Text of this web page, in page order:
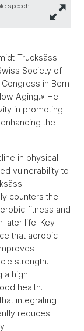
speech
Trucksäss
Society of
in Bern
Aging.» He
in promoting
the
in physical
vulnerability to
counters the
fitness and
later life. Key
that aerobic
strength.
a high
health.
integrating
reduces